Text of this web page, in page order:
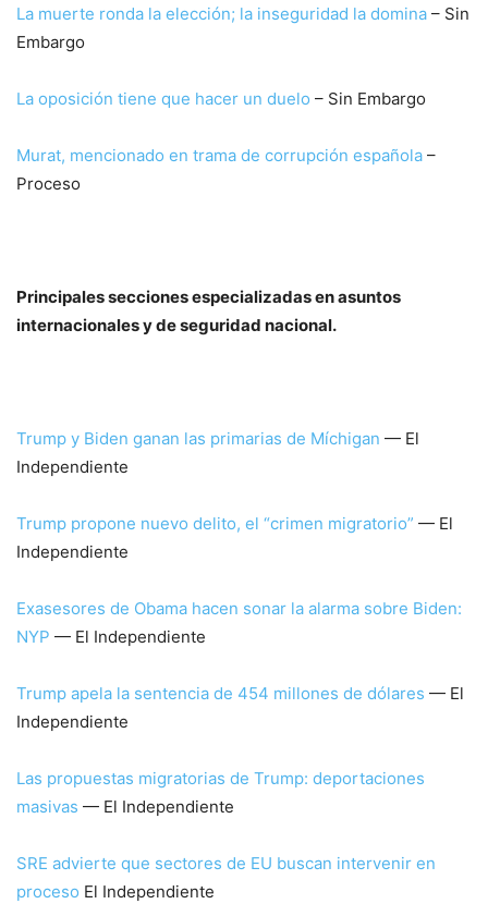
La muerte ronda la elección; la inseguridad la domina – Sin
Embargo
La oposición tiene que hacer un duelo – Sin Embargo
Murat, mencionado en trama de corrupción española –
Proceso
Principales secciones especializadas en asuntos
internacionales y de seguridad nacional.
Trump y Biden ganan las primarias de Míchigan — El
Independiente
Trump propone nuevo delito, el “crimen migratorio” — El
Independiente
Exasesores de Obama hacen sonar la alarma sobre Biden:
NYP — El Independiente
Trump apela la sentencia de 454 millones de dólares — El
Independiente
Las propuestas migratorias de Trump: deportaciones
masivas — El Independiente
SRE advierte que sectores de EU buscan intervenir en
proceso El Independiente